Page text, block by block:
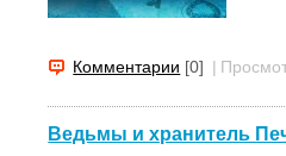
Комментарии [0] |
Ведьмы и хранитель